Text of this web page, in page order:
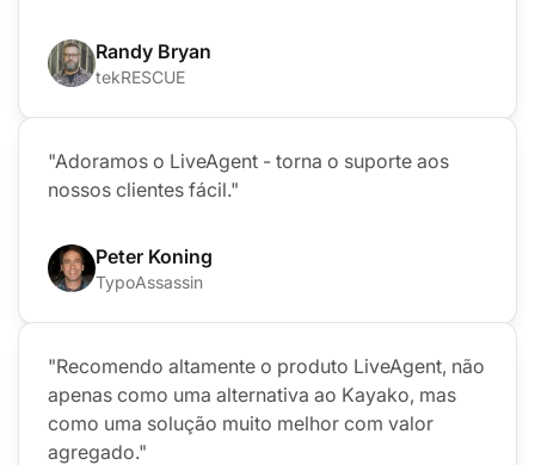
Randy Bryan
tekRESCUE
"Adoramos o LiveAgent - torna o suporte aos
nossos clientes fácil."
Peter Koning
TypoAssassin
"Recomendo altamente o produto LiveAgent, não
apenas como uma alternativa ao Kayako, mas
como uma solução muito melhor com valor
agregado."